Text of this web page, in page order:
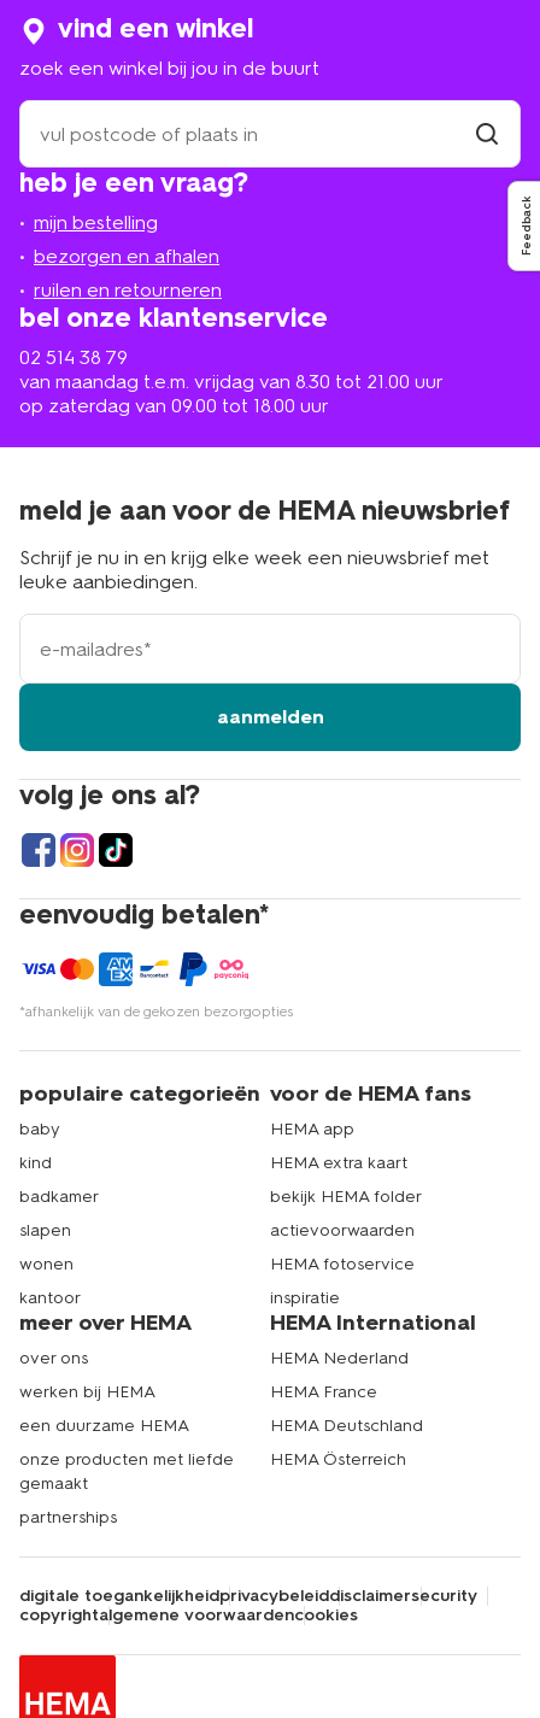
heb je een vraag?
mijn bestelling
bezorgen en afhalen
ruilen en retourneren
bel onze klantenservice
02 514 38 79
van maandag t.e.m. vrijdag van 8.30 tot 21.00 uur
op zaterdag van 09.00 tot 18.00 uur
vind een winkel
zoek een winkel bij jou in de buurt
zoek
een
winkel
bij
in
de
buurt
winkel
volg je ons al?
eenvoudig betalen*
*afhankelijk van de gekozen bezorgopties
meld je aan voor de HEMA nieuwsbrief
Schrijf je nu in en krijg elke week een nieuwsbrief met
leuke aanbiedingen.
e-
mailadres
aanmelden
populaire categorieën
baby
kind
badkamer
slapen
wonen
kantoor
voor de HEMA fans
HEMA app
HEMA extra kaart
bekijk HEMA folder
actievoorwaarden
HEMA fotoservice
inspiratie
meer over HEMA
over ons
werken bij HEMA
een duurzame HEMA
onze producten met liefde
gemaakt
partnerships
HEMA International
HEMA Nederland
HEMA France
HEMA Deutschland
HEMA Österreich
digitale toegankelijkheidprivacybeleiddisclaimersecurity
copyrightalgemene voorwaardencookies
Feedback